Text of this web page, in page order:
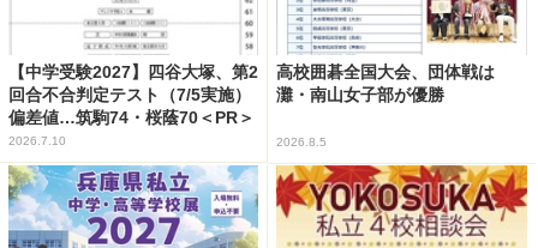
【中学受験2027】四谷大塚、第2
回合不合判定テスト（7/5実施）
偏差値…筑駒74・桜蔭70＜PR＞
2026.7.10
高校囲碁全国大会、団体戦は
灘・南山女子部が優勝
2026.8.5